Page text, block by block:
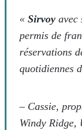
«Sirvoy avec
permis de
réservations
quotidiennes
– Cassie,
Windy Ridge,